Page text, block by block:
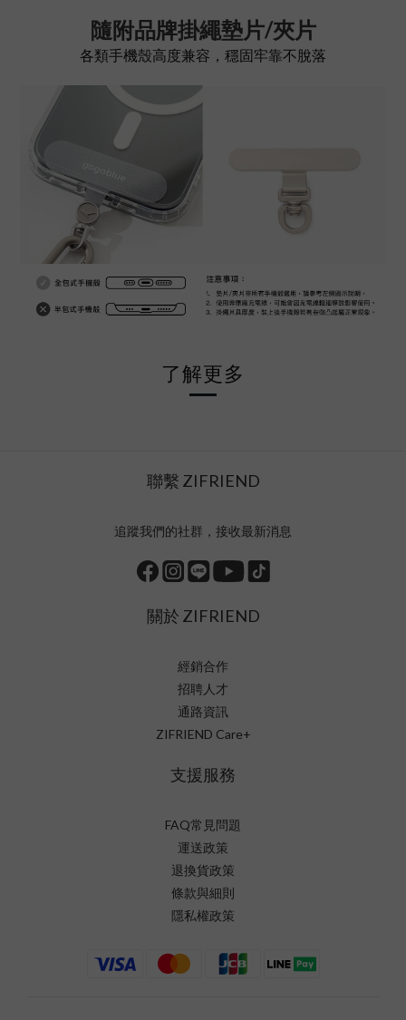
隨附品牌掛繩墊片/夾片
各類手機殼高度兼容，穩固牢靠不脫落
了解更多
聯繫 ZIFRIEND
追蹤我們的社群，接收最新消息
關於 ZIFRIEND
經銷合作
招聘人才
通路資訊
ZIFRIEND Care+
支援服務
FAQ常見問題
運送政策
退換貨政策
條款與細則
隱私權政策